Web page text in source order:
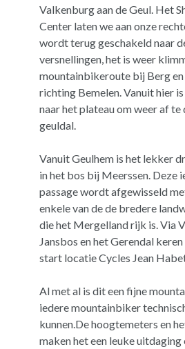
Valkenburg aan de Geul. Het
Center laten we aan onze
wordt terug geschakeld naar
versnellingen, het is weer
mountainbikeroute bij Berg
richting Bemelen. Vanuit hier
naar het plateau om weer af
geuldal.
Vanuit Geulhem is het lekker
in het bos bij Meerssen. Deze
passage wordt afgewisseld
enkele van de de bredere
die het Mergelland rijk is. Via
Jansbos en het Gerendal
start locatie Cycles Jean
Al met al is dit een fijne
iedere mountainbiker
kunnen.De hoogtemeters en
maken het een leuke